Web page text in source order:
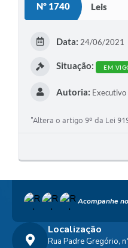
Nº 1740 Leis
Data: 24/06/2021
Situação: EM
Autoria: Executivo
"Altera o artigo 9º da Lei
Acompanhe
Localização
Rua Padre Gregório,